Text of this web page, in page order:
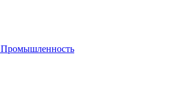
Промышленность